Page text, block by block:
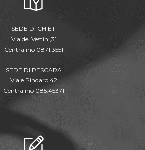
SEDE DI CHIETI
Via dei Vestini,31
Centralino 0871.3551
SEDE DI PESCARA
Viale Pindaro,42
Centralino 085.45371